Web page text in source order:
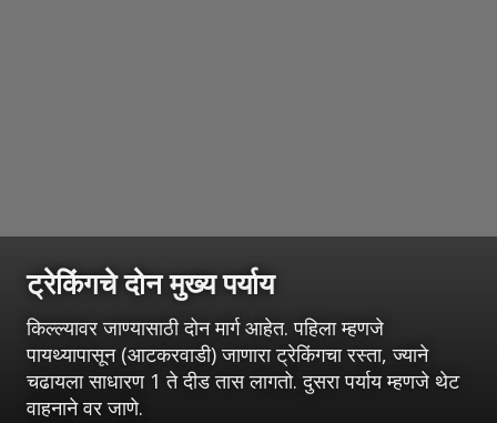
ट्रेकिंगचे दोन मुख्य पर्याय
किल्ल्यावर जाण्यासाठी दोन मार्ग आहेत. पहिला म्हणजे
पायथ्यापासून (आटकरवाडी) जाणारा ट्रेकिंगचा रस्ता, ज्याने
चढायला साधारण 1 ते दीड तास लागतो. दुसरा पर्याय म्हणजे थेट
वाहनाने वर जाणे.